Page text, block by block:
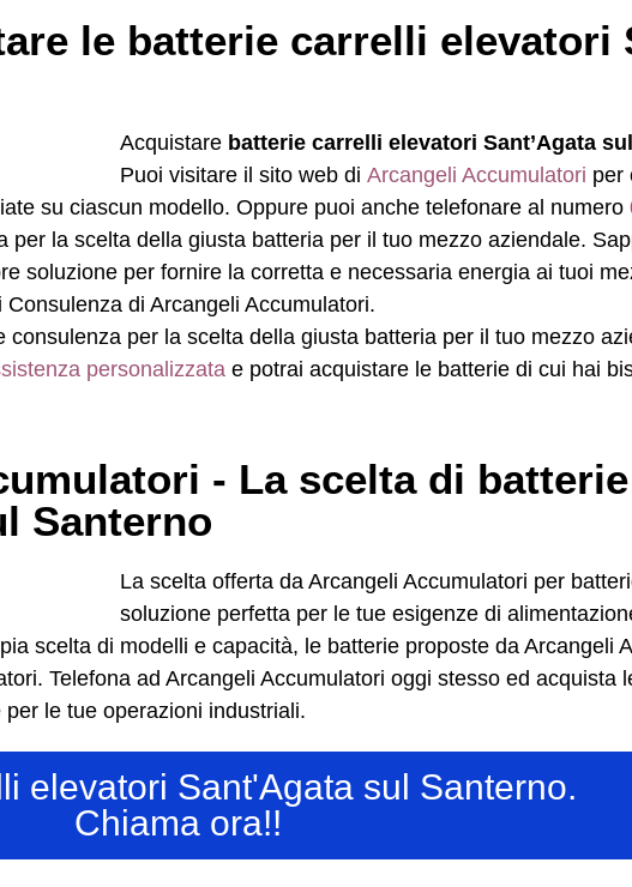
le batterie carrelli elevatori
Acquistare batterie carrelli elevatori Sant’Agata
Puoi visitare il sito web di Arcangeli Accumulatori per
su ciascun modello. Oppure puoi anche telefonare al numero
per la scelta della giusta batteria per il tuo mezzo aziendale.
soluzione per fornire la corretta e necessaria energia ai tuoi
di Arcangeli Accumulatori.
consulenza per la scelta della giusta batteria per il tuo mezzo
personalizzata e potrai acquistare le batterie di cui hai
- La scelta di
Santerno
La scelta offerta da Arcangeli Accumulatori per
soluzione perfetta per le tue esigenze di
scelta di modelli e capacità, le batterie proposte da Arcangeli
Telefona ad Arcangeli Accumulatori oggi stesso ed
le tue operazioni industriali.
elevatori Sant'Agata sul Santerno.
Chiama ora!!